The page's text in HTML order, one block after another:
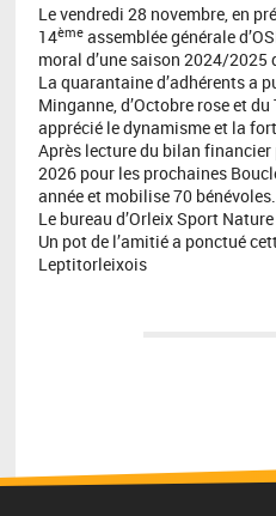
Le vendredi 28 novembre, en
14èmeassemblée générale
moral d’une saison 2024/2025
La quarantaine d’adhérents a
Minganne, d’Octobre rose et
apprécié le dynamisme et la
Après lecture du bilan financier
2026 pour les prochaines
année et mobilise 70 bénévoles.
Le bureau d’Orleix Sport
Un pot de l’amitié a ponctué
Leptitorleixois